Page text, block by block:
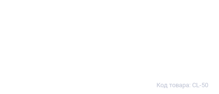
Код товара: CL-50